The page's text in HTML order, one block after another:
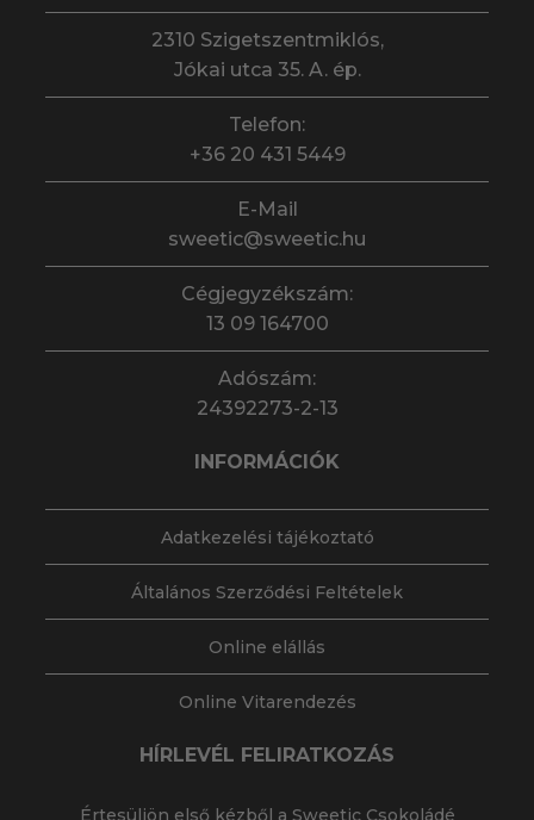
2310 Szigetszentmiklós,
Jókai utca 35. A. ép.
Telefon:
+36 20 431 5449
E-Mail
sweetic@sweetic.hu
Cégjegyzékszám:
13 09 164700
Adószám:
24392273-2-13
INFORMÁCIÓK
Adatkezelési tájékoztató
Általános Szerződési Feltételek
Online elállás
Online Vitarendezés
HÍRLEVÉL FELIRATKOZÁS
Értesüljön első kézből a Sweetic Csokoládé